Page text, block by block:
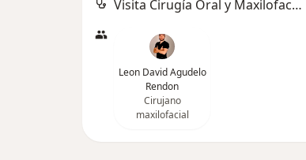
Visita Cirugía Oral y Maxilofacial
Leon David Agudelo
Rendon
Cirujano
maxilofacial